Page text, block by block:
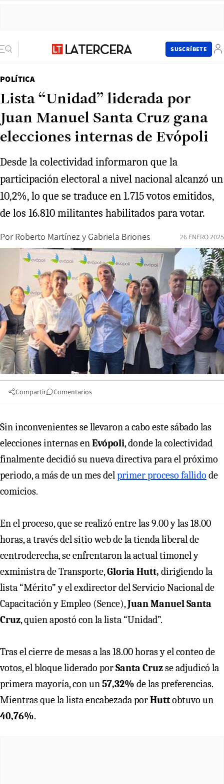
SUSCRÍBETE
POLÍTICA
Lista “Unidad” liderada por
Juan Manuel Santa Cruz gana
elecciones internas de Evópoli
Desde la colectividad informaron que la
participación electoral a nivel nacional alcanzó un
10,2%, lo que se traduce en 1.715 votos emitidos,
de los 16.810 militantes habilitados para votar.
Por Roberto Martínez y Gabriela Briones 26 ENERO 2025
Compartir Comentarios
Sin inconvenientes se llevaron a cabo este sábado las
elecciones internas enEvópoli, donde la colectividad
finalmente decidió su nueva directiva para el próximo
periodo, a más de un mes delprimer proceso fallido de
comicios.
En el proceso, que se realizó entre las 9.00 y las 18.00
horas, a través del sitio web de la tienda liberal de
centroderecha, se enfrentaron la actual timonel y
exministra de Transporte,Gloria Hutt, dirigiendo la
lista “Mérito” y el exdirector del Servicio Nacional de
Capacitación y Empleo (Sence),Juan Manuel Santa
Cruz, quien apostó con la lista “Unidad”.
Tras el cierre de mesas a las 18.00 horas y el conteo de
votos, el bloque liderado porSanta Cruzse adjudicó la
primera mayoría, con un57,32% de las preferencias.
Mientras que la lista encabezada porHuttobtuvo un
40,76%.